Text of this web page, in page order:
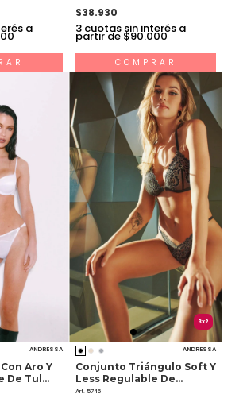
a
$38.930
3 cuotas sin interés a
partir de $90.000
COMPRAR
ANDRESSA
Aro Y
De Tul
3x2
ANDRESSA
Conjunto Triángulo Soft Y
Less Regulable De
Puntilla
Art. 5746